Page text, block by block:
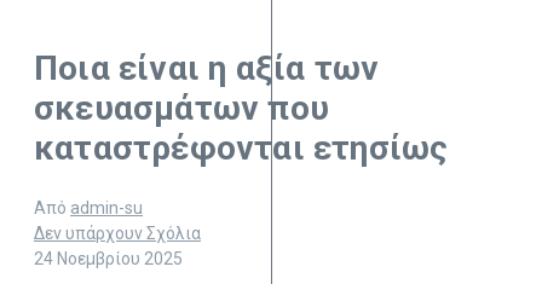
Ποια είναι η αξία των
σκευασμάτων που
καταστρέφονται ετησίως
Από admin-su
Δεν υπάρχουν Σχόλια
24 Νοεμβρίου 2025